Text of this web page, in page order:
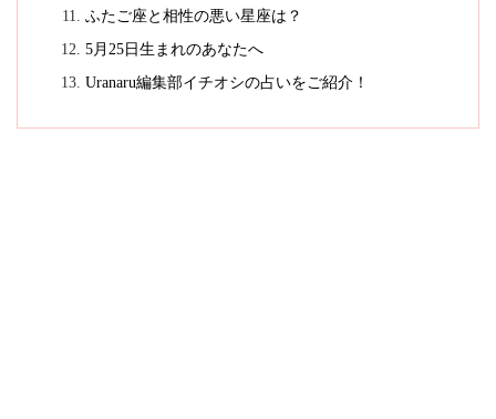
ふたご座と相性の悪い星座は？
5月25日生まれのあなたへ
Uranaru編集部イチオシの占いをご紹介！